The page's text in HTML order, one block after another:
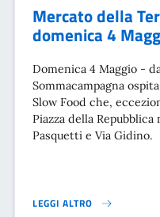
ED ESERCIZI STORICI DEL
Mercato della
domenica 4
Domenica 4 Maggio -
Sommacampagna
Slow Food che,
Piazza della
Pasquetti e Via Gidino.
LEGGI ALTRO
MERCATO DELLA TERRA